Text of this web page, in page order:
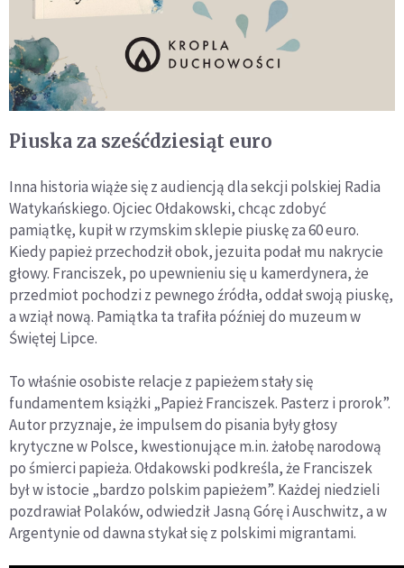
Piuska za sześćdziesiąt euro
Inna historia wiąże się z audiencją dla sekcji polskiej Radia
Watykańskiego. Ojciec Ołdakowski, chcąc zdobyć
pamiątkę, kupił w rzymskim sklepie piuskę za 60 euro.
Kiedy papież przechodził obok, jezuita podał mu nakrycie
głowy. Franciszek, po upewnieniu się u kamerdynera, że
przedmiot pochodzi z pewnego źródła, oddał swoją piuskę,
a wziął nową. Pamiątka ta trafiła później do muzeum w
Świętej Lipce.
To właśnie osobiste relacje z papieżem stały się
fundamentem książki „Papież Franciszek. Pasterz i prorok”.
Autor przyznaje, że impulsem do pisania były głosy
krytyczne w Polsce, kwestionujące m.in. żałobę narodową
po śmierci papieża. Ołdakowski podkreśla, że Franciszek
był w istocie „bardzo polskim papieżem”. Każdej niedzieli
pozdrawiał Polaków, odwiedził Jasną Górę i Auschwitz, a w
Argentynie od dawna stykał się z polskimi migrantami.